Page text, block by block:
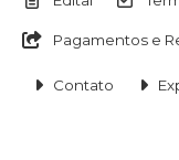
Pagamentos e
Contato